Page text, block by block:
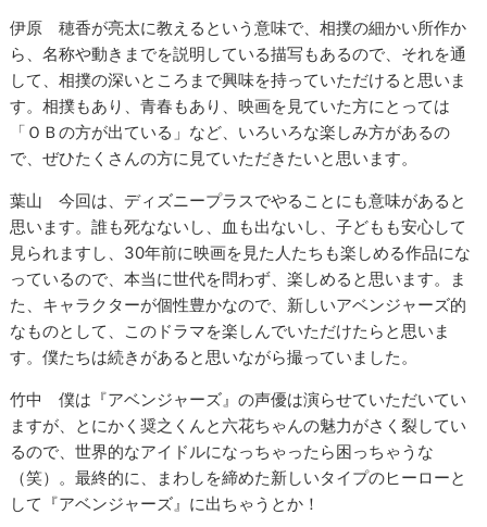
伊原 穂香が亮太に教えるという意味で、相撲の細かい所作か
ら、名称や動きまでを説明している描写もあるので、それを通
して、相撲の深いところまで興味を持っていただけると思いま
す。相撲もあり、青春もあり、映画を見ていた方にとっては
「ＯＢの方が出ている」など、いろいろな楽しみ方があるの
で、ぜひたくさんの方に見ていただきたいと思います。
葉山 今回は、ディズニープラスでやることにも意味があると
思います。誰も死なないし、血も出ないし、子どもも安心して
見られますし、30年前に映画を見た人たちも楽しめる作品にな
っているので、本当に世代を問わず、楽しめると思います。ま
た、キャラクターが個性豊かなので、新しいアベンジャーズ的
なものとして、このドラマを楽しんでいただけたらと思いま
す。僕たちは続きがあると思いながら撮っていました。
竹中 僕は『アベンジャーズ』の声優は演らせていただいてい
ますが、とにかく奨之くんと六花ちゃんの魅力がさく裂してい
るので、世界的なアイドルになっちゃったら困っちゃうな
（笑）。最終的に、まわしを締めた新しいタイプのヒーローと
して『アベンジャーズ』に出ちゃうとか！